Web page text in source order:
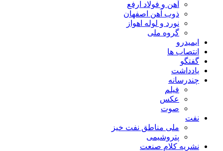
آهن و فولاد ارفع
ذوب آهن اصفهان
نورد و لوله اهواز
گروه ملی
ایمیدرو
انتصاب ها
گفتگو
یادداشت
چندرسانه
فیلم
عکس
صوت
نفت
ملی مناطق نفت خیز
پتروشیمی
نشریه کلام صنعت